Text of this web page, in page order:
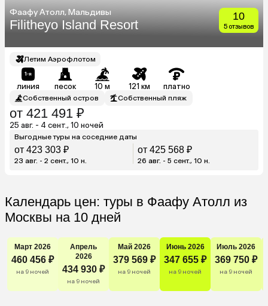
Фаафу Атолл, Мальдивы
Filitheyo Island Resort
10
5 отзывов
Летим Аэрофлотом
линия песок 10 м 121 км платно
Собственный остров Собственный пляж
от 421 491 ₽
25 авг. - 4 сент., 10 ночей
Выгодные туры на соседние даты
от 423 303 ₽
23 авг. - 2 сент., 10 н.
от 425 568 ₽
26 авг. - 5 сент., 10 н.
Календарь цен: туры в Фаафу Атолл из
Москвы на 10 дней
Март 2026
460 456 ₽
на 9 ночей
Апрель
2026
434 930 ₽
на 9 ночей
Май 2026
379 569 ₽
на 9 ночей
Июнь 2026
347 655 ₽
на 9 ночей
Июль 2026
369 750 ₽
на 9 ночей